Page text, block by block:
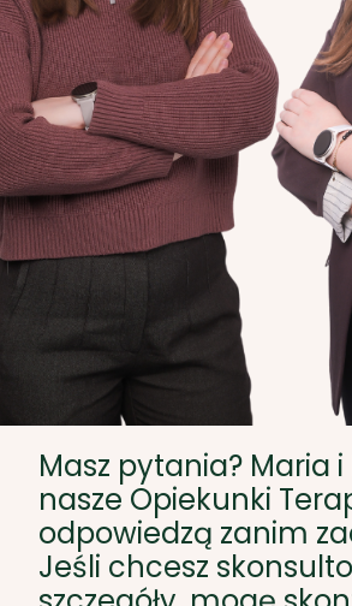
Masz pytania? Maria i
nasze Opiekunki
odpowiedzą zanim
Jeśli chcesz
szczegóły, mogę
się bezpośrednio z
Terapii mailowo lub
telefonicznie.
Napisz do nas: